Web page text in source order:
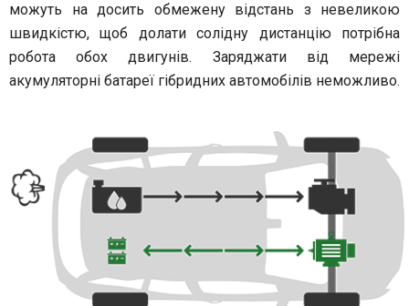
можуть на досить обмежену відстань з невеликою
швидкістю, щоб долати солідну дистанцію потрібна
робота обох двигунів. Заряджати від мережі
акумуляторні батареї гібридних автомобілів неможливо.